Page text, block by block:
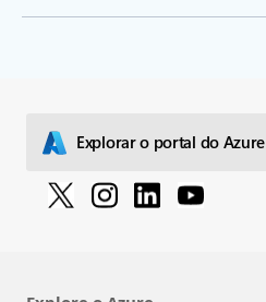
Explorar o portal do Azure